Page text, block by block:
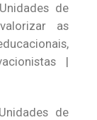
de
as
|
de